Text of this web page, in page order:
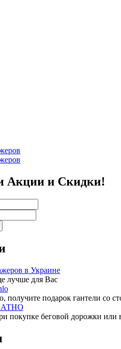
Акции и Скидки!
в Украине
лучше для Вас
подарок гантели со
покупке беговой дорожки или